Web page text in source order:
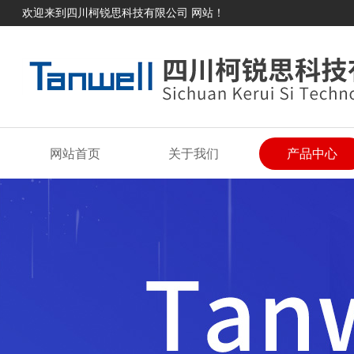
欢迎来到四川柯锐思科技有限公司 网站！
网站首页 关于我们 产品中心